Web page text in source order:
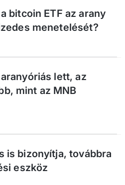
bitcoin ETF az arany
menetelését?
lett, az
mint az MNB
is bizonyítja, továbbra
eszköz